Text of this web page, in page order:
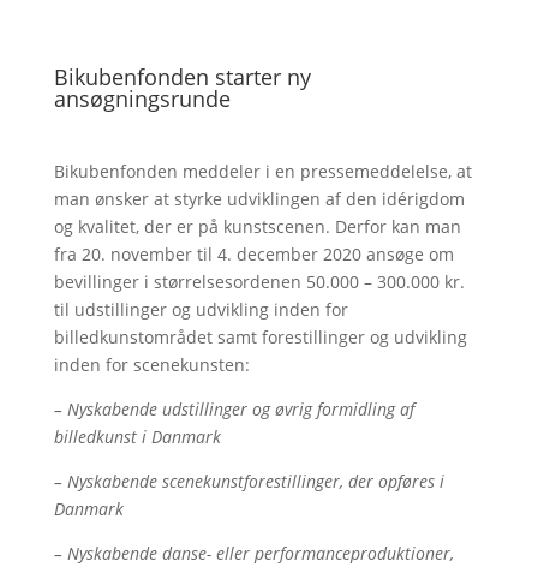
Bikubenfonden starter ny
ansøgningsrunde
Bikubenfonden meddeler i en pressemeddelelse, at
man ønsker at styrke udviklingen af den idérigdom
og kvalitet, der er på kunstscenen. Derfor kan man
fra 20. november til 4. december 2020 ansøge om
bevillinger i størrelsesordenen 50.000 – 300.000 kr.
til udstillinger og udvikling inden for
billedkunstområdet samt forestillinger og udvikling
inden for scenekunsten:
– Nyskabende udstillinger og øvrig formidling af
billedkunst i Danmark
– Nyskabende scenekunstforestillinger, der opføres i
Danmark
– Nyskabende danse- eller performanceproduktioner,